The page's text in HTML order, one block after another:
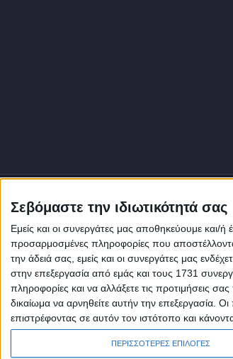
Σεβόμαστε την ιδιωτικότητά σας
Εμείς και οι συνεργάτες μας αποθηκεύουμε
προσαρμοσμένες πληροφορίες που
την άδειά σας, εμείς και οι συνεργάτες μας
στην επεξεργασία από εμάς και τους 1731
πληροφορίες και να αλλάξετε τις προτιμήσεις σας
δικαίωμα να αρνηθείτε αυτήν την επεξεργασία.
επιστρέφοντας σε αυτόν τον ιστότοπο και
ΠΕΡΙΣΣΟΤΕΡΕΣ ΕΠΙΛΟΓΕΣ